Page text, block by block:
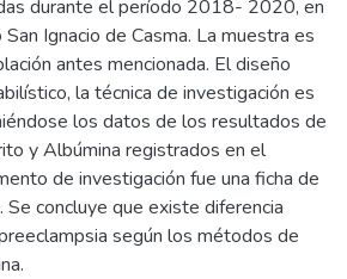
durante el período 2018- 2020, en
Ignacio de Casma. La muestra es
antes mencionada. El diseño
la técnica de investigación es
los datos de los resultados de
y Albúmina registrados en el
de investigación fue una ficha de
concluye que existe diferencia
según los métodos de